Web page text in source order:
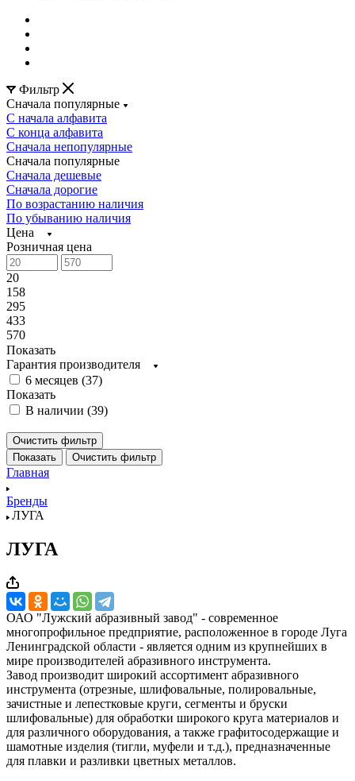
Фильтр
Сначала популярные
С начала алфавита
С конца алфавита
Сначала непопулярные
Сначала популярные
Сначала дешевые
Сначала дорогие
По возрастанию наличия
По убыванию наличия
Цена
Розничная цена
20
158
295
433
570
Показать
Гарантия производителя
6 месяцев (37)
Показать
В наличии (39)
Очистить фильтр
Показать
Очистить фильтр
Главная
Бренды
ЛУГА
ЛУГА
ОАО "Лужский абразивный завод" - современное
многопрофильное предприятие, расположенное в городе Луга
Ленинградской области - является одним из крупнейших в
мире производителей абразивного инструмента.
Завод производит широкий ассортимент абразивного
инструмента (отрезные, шлифовальные, полировальные,
зачистные и лепестковые круги, сегменты и бруски
шлифовальные) для обработки широкого круга материалов и
для различного оборудования, а также графитосодержащие и
шамотные изделия (тигли, муфели и т.д.), предназначенные
для плавки и разливки цветных металлов.